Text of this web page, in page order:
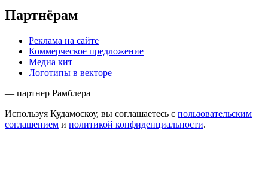
Партнёрам
Реклама на сайте
Коммерческое предложение
Медиа кит
Логотипы в векторе
— партнер Рамблера
Используя Кудамоскоу, вы соглашаетесь с пользовательским
соглашением и политикой конфиденциальности.